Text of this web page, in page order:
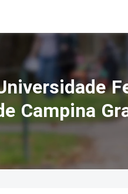
Campina